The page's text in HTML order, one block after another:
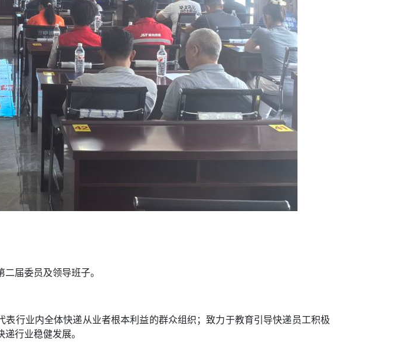
届委员及领导班子。
行业内全体快递从业者根本利益的群众组织；致力于教育引导快递员工积极
行业稳健发展。